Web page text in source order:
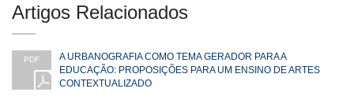
Artigos Relacionados
PDF
A URBANOGRAFIA COMO TEMA GERADOR PARA A
EDUCAÇÃO: PROPOSIÇÕES PARA UM ENSINO DE ARTES
CONTEXTUALIZADO